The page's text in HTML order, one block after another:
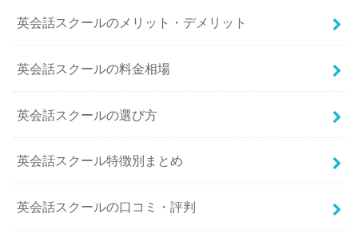
英会話スクールのメリット・デメリット
英会話スクールの料金相場
英会話スクールの選び方
英会話スクール特徴別まとめ
英会話スクールの口コミ・評判